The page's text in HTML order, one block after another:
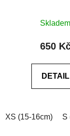
z
Skladem
650
DETAIL
XS (15-16cm) S